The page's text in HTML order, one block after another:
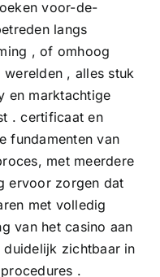
voor-de-
langs
, of omhoog
, alles stuk
en marktachtige
. certificaat en
fundamenten van
met meerdere
ervoor zorgen dat
met volledig
van het casino aan
zichtbaar in
.